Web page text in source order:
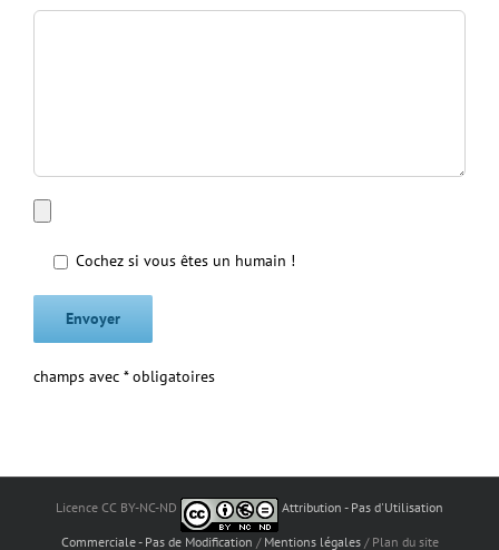
Cochez si vous êtes un humain !
champs avec * obligatoires
Licence CC BY-NC-ND Attribution - Pas d'Utilisation
Commerciale - Pas de Modification / Mentions légales/ Plan du site